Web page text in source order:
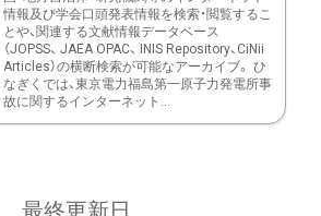
情報及び学会口頭発表情報を検索・閲覧するこ
とや、関連する文献情報データベース
（JOPSS、 JAEA OPAC、 INIS Repository、CiNii
Articles）の横断検索が可能なアーカイブ。 ひ
なぎくでは、東京電力福島第一原子力発電所事
故に関するインターネット...
最終更新日